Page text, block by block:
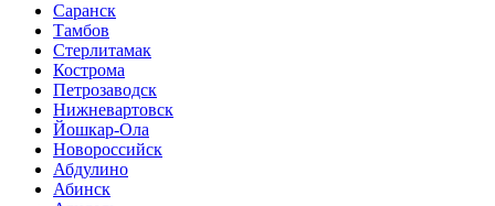
Саранск
Тамбов
Стерлитамак
Кострома
Петрозаводск
Нижневартовск
Йошкар-Ола
Новороссийск
Абдулино
Абинск